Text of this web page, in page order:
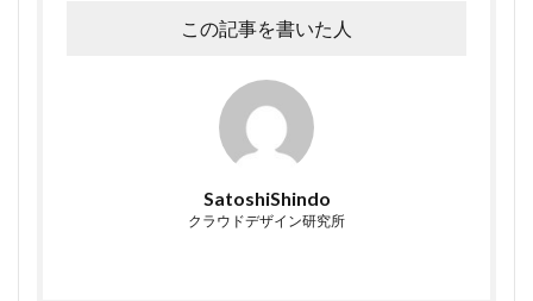
この記事を書いた人
SatoshiShindo
クラウドデザイン研究所